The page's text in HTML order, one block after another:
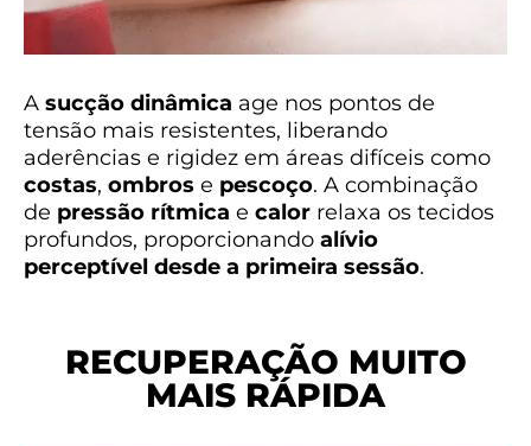
A sucção dinâmica age nos pontos de
tensão mais resistentes, liberando
aderências e rigidez em áreas difíceis como
costas, ombros e pescoço. A combinação
de pressão rítmica e calor relaxa os tecidos
profundos, proporcionando alívio
perceptível desde a primeira sessão.
RECUPERAÇÃO MUITO
MAIS RÁPIDA